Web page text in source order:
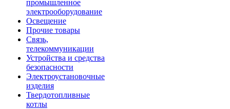
промышленное
электрооборудование
Освещение
Прочие товары
Связь,
телекоммуникации
Устройства и средства
безопасности
Электроустановочные
изделия
Твердотопливные
котлы